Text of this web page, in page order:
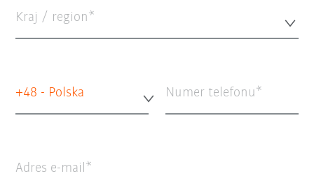
Kraj / region*
+48 - Polska Numer telefonu
Adres e-mail